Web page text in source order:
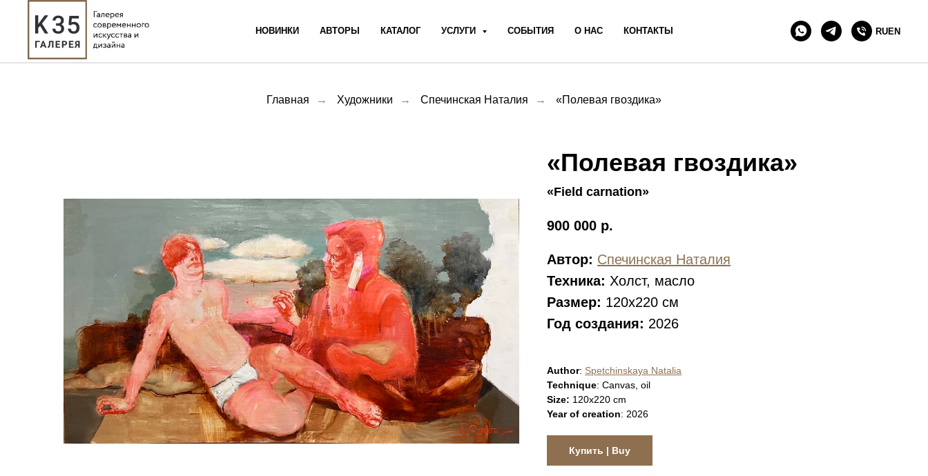
НОВИНКИ
АВТОРЫ КАТАЛОГ УСЛУГИ СОБЫТИЯ О НАС КОНТАКТЫ RUEN
Главная → Художники → Спечинская Наталия → «Полевая гвоздика»
«Полевая гвоздика»
«Field carnation»
900 000 р.
Автор: Спечинская Наталия
Техника: Холст, масло
Размер: 120х220 см
Год создания: 2026
Author: Spetchinskaya Natalia
Technique: Сanvas, oil
Size: 120x220 cm
Year of creation: 2026
Купить | Buy